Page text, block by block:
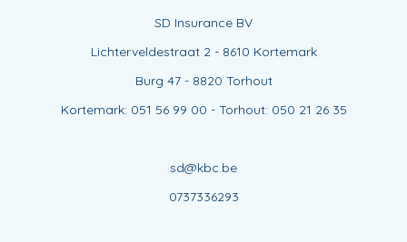
SD Insurance BV
Lichterveldestraat 2 - 8610 Kortemark
Burg 47 - 8820 Torhout
Kortemark: 051 56 99 00 - Torhout: 050 21 26 35
sd@kbc.be
0737336293